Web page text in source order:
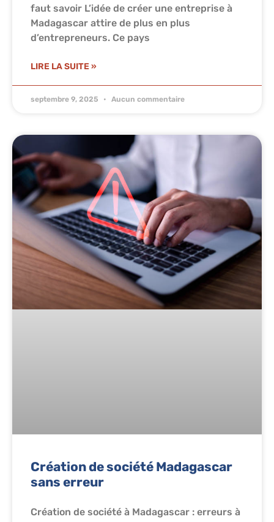
faut savoir L’idée de créer une entreprise à
Madagascar attire de plus en plus
d’entrepreneurs. Ce pays
LIRE LA SUITE »
septembre 9, 2025 Aucun commentaire
Création de société Madagascar
sans erreur
Création de société à Madagascar : erreurs à